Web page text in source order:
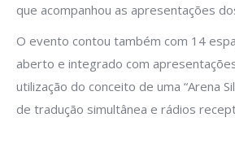
que acompanhou as apresentações
O evento contou também com 14
aberto e integrado com
utilização do conceito de uma “Arena
de tradução simultânea e rádios